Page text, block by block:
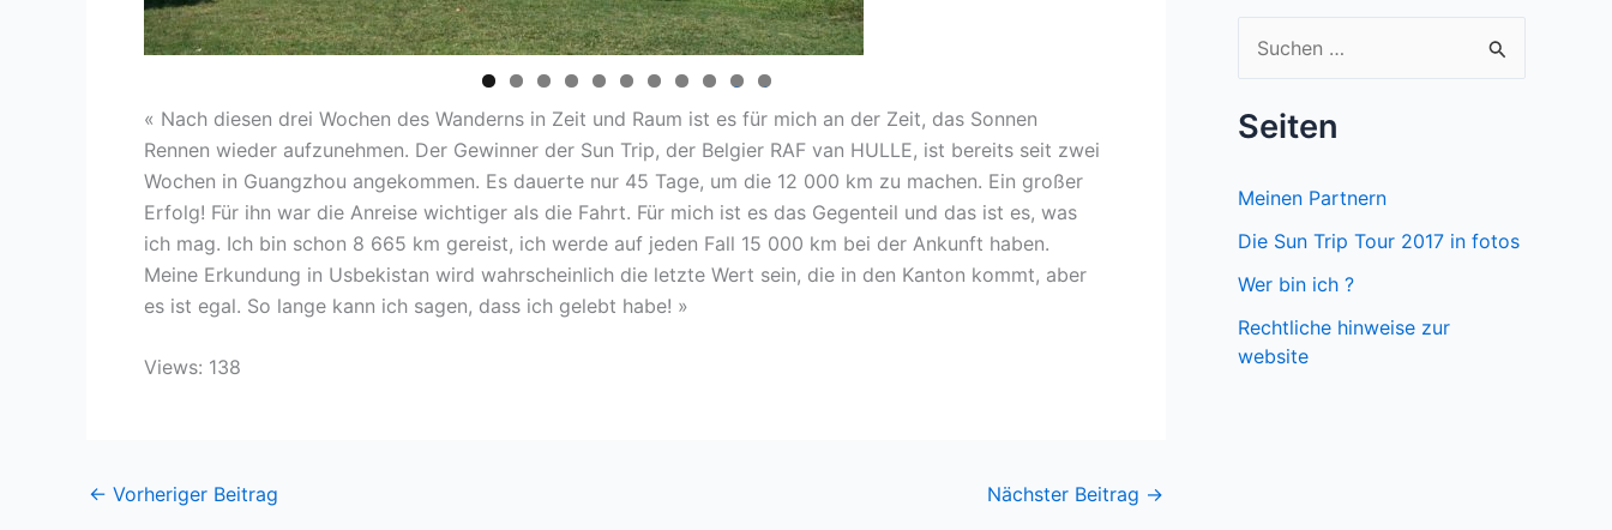
0
1
« Nach diesen drei Wochen des Wanderns in Zeit und Raum ist es für mich an der Zeit, das Sonnen
Rennen wieder aufzunehmen. Der Gewinner der Sun Trip, der Belgier RAF van HULLE, ist bereits seit zwei
Wochen in Guangzhou angekommen. Es dauerte nur 45 Tage, um die 12 000 km zu machen. Ein großer
Erfolg! Für ihn war die Anreise wichtiger als die Fahrt. Für mich ist es das Gegenteil und das ist es, was
ich mag. Ich bin schon 8 665 km gereist, ich werde auf jeden Fall 15 000 km bei der Ankunft haben.
Meine Erkundung in Usbekistan wird wahrscheinlich die letzte Wert sein, die in den Kanton kommt, aber
es ist egal. So lange kann ich sagen, dass ich gelebt habe! »
Views: 138
← Vorheriger Beitrag Nächster Beitrag →
u
c
e
c
Seiten
Meinen Partnern
Die Sun Trip Tour 2017 in fotos
Wer bin ich ?
Rechtliche hinweise zur
website